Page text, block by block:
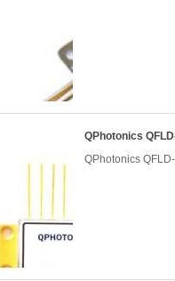
QPhotonics
QPhotonics